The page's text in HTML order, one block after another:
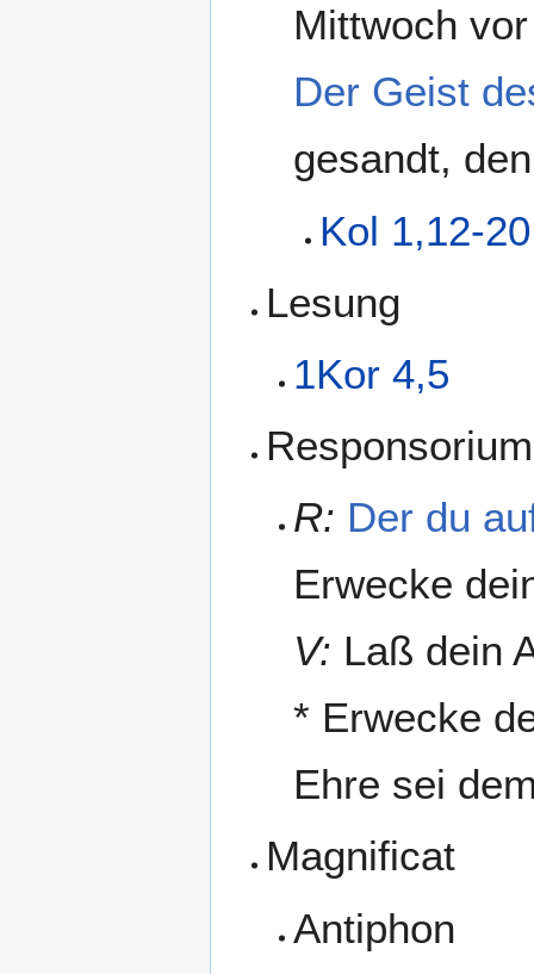
Mittwoch
Der Geist
gesandt,
Kol 1,12-20
Lesung
1Kor 4,5
Responsorium
R: Der du
Erwecke
V: Laß dein
* Erwecke
Ehre sei
Magnificat
Antiphon